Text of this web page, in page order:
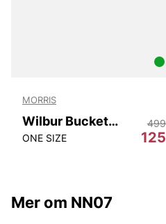
MORRIS
Wilbur Bucket Hat
ONE SIZE
Mer om NN07